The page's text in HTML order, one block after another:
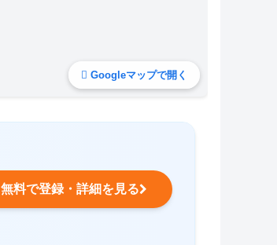
Googleマップで開く
無料で登録・詳細を見る